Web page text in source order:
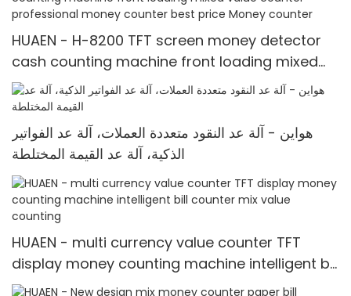
HUAEN - H-8200 TFT screen money detector
cash counting machine front loading mixed
value counter professional money counter
best price Money counter
هواين - آلة عد النقود متعددة العملات، آلة عد الفواتير
الذكية، آلة عد القيمة المختلطة
HUAEN - multi currency value counter TFT
display money counting machine intelligent bill
counter mix value counting